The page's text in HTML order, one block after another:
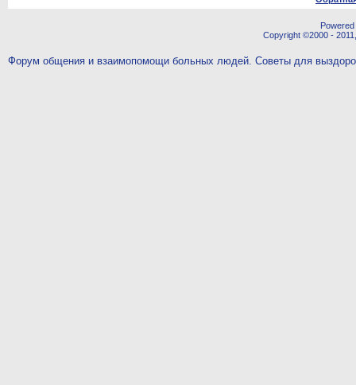
Copyright ©2000 -
Форум общения и взаимопомощи больных людей. Советы для